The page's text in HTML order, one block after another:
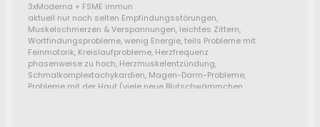
3xModerna + FSME immun
aktuell nur noch selten Empfindungsstörungen,
Muskelschmerzen & Verspannungen, leichtes Zittern,
Wortfindungsprobleme, wenig Energie, teils Probleme mit
Feinmotorik, Kreislaufprobleme, Herzfrequenz
phasenweise zu hoch, Herzmuskelentzündung,
Schmalkomplextachykardien, Magen-Darm-Probleme,
Probleme mit der Haut (viele neue Blutschwämmchen